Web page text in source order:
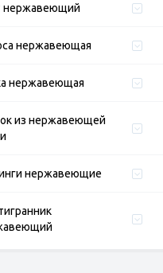
нержавеющий
нержавеющая
нержавеющая
из нержавеющей
нержавеющие